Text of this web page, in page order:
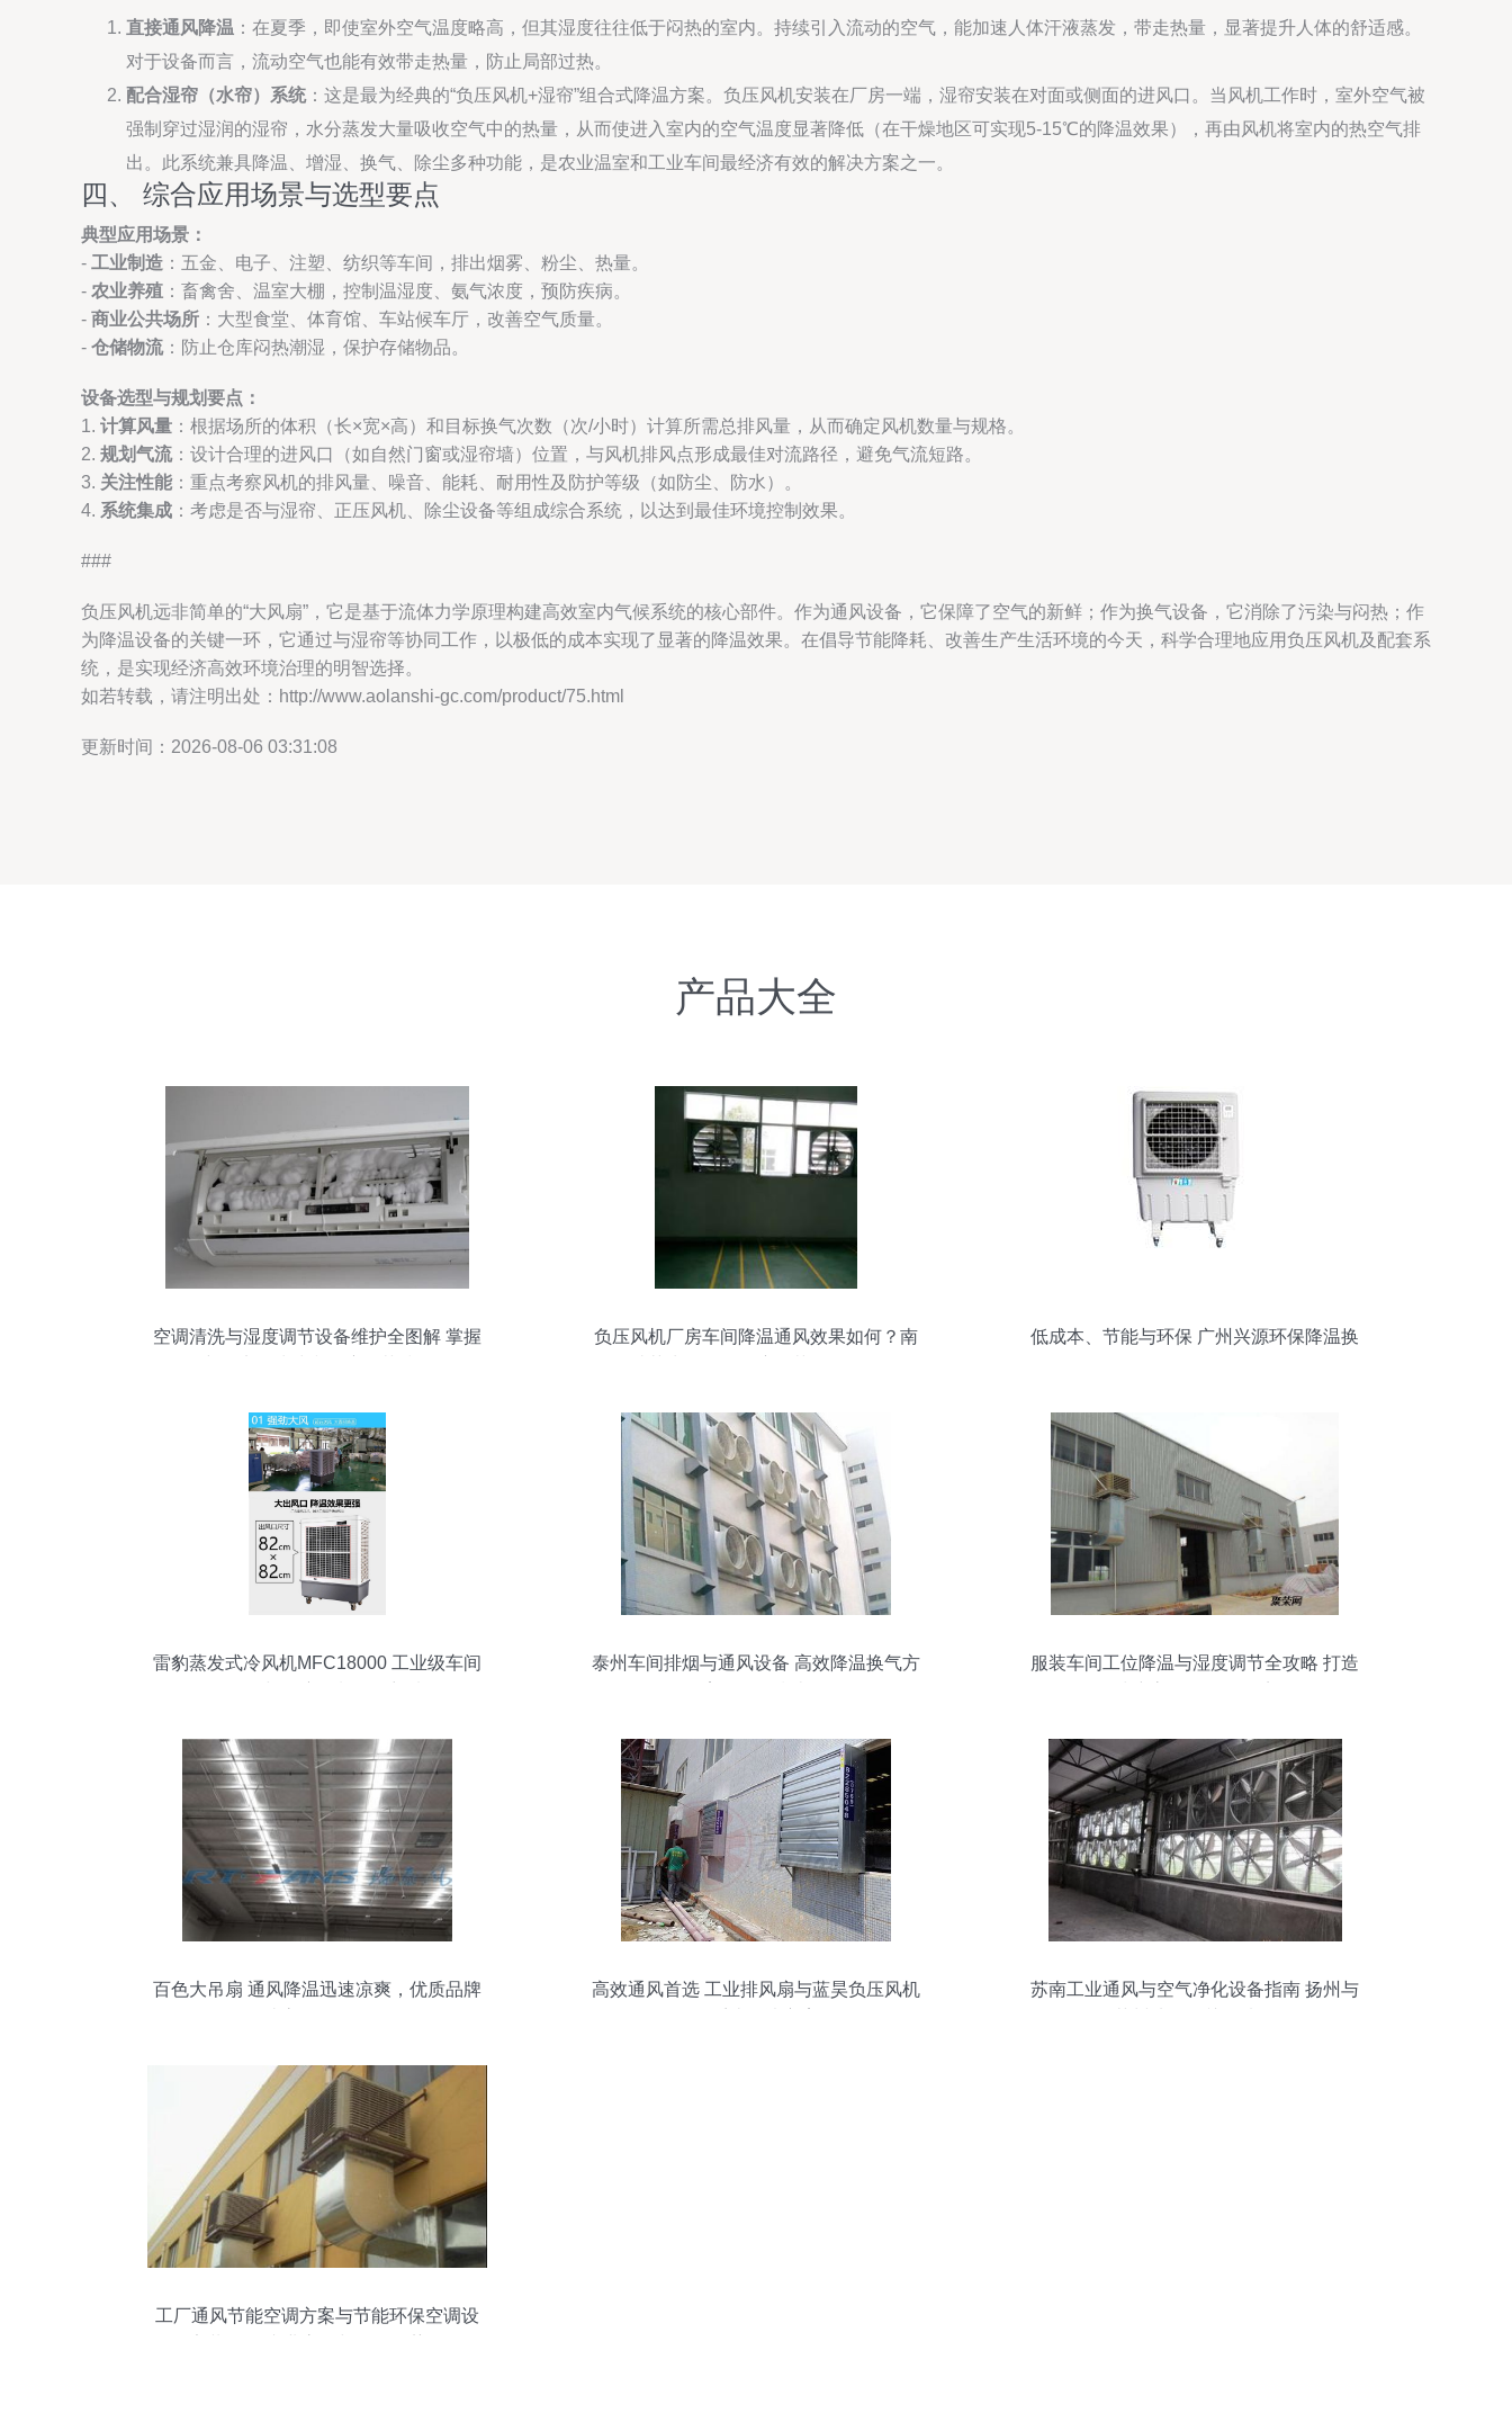
直接通风降温 ：在夏季，即使室外空气温度略高，但其湿度往往低于闷热的室内。持续引入流动的空气，能加速人体汗液蒸发，带走热量，显著提升人体的舒适感。
对于设备而言，流动空气也能有效带走热量，防止局部过热。
配合湿帘（水帘）系统：这是最为经典的“负压风机+湿帘”组合式降温方案。负压风机安装在厂房一端，湿帘安装在对面或侧面的进风口。当风机工作时，室外空气被
强制穿过湿润的湿帘，水分蒸发大量吸收空气中的热量，从而使进入室内的空气温度显著降低（在干燥地区可实现5-15℃的降温效果），再由风机将室内的热空气排
出。此系统兼具降温、增湿、换气、除尘多种功能，是农业温室和工业车间最经济有效的解决方案之一。
四、 综合应用场景与选型要点
典型应用场景：
- 工业制造 ：五金、电子、注塑、纺织等车间，排出烟雾、粉尘、热量。
- 农业养殖 ：畜禽舍、温室大棚，控制温湿度、氨气浓度，预防疾病。
- 商业公共场所 ：大型食堂、体育馆、车站候车厅，改善空气质量。
- 仓储物流：防止仓库闷热潮湿，保护存储物品。
设备选型与规划要点：
1. 计算风量 ：根据场所的体积（长×宽×高）和目标换气次数（次/小时）计算所需总排风量，从而确定风机数量与规格。
2. 规划气流：设计合理的进风口（如自然门窗或湿帘墙）位置，与风机排风点形成最佳对流路径，避免气流短路。
3. 关注性能：重点考察风机的排风量、噪音、能耗、耐用性及防护等级（如防尘、防水）。
4. 系统集成 ：考虑是否与湿帘、正压风机、除尘设备等组成综合系统，以达到最佳环境控制效果。
###
负压风机远非简单的“大风扇”，它是基于流体力学原理构建高效室内气候系统的核心部件。作为通风设备，它保障了空气的新鲜；作为换气设备，它消除了污染与闷热；作
为降温设备的关键一环，它通过与湿帘等协同工作，以极低的成本实现了显著的降温效果。在倡导节能降耗、改善生产生活环境的今天，科学合理地应用负压风机及配套系
统，是实现经济高效环境治理的明智选择。
如若转载，请注明出处：http://www.aolanshi-gc.com/product/75.html
更新时间：2026-08-06 03:31:08
产品大全
空调清洗与湿度调节设备维护全图解 掌握
负压风机厂房车间降温通风效果如何？南
低成本、节能与环保 广州兴源环保降温换
雷豹蒸发式冷风机MFC18000 工业级车间
泰州车间排烟与通风设备 高效降温换气方
服装车间工位降温与湿度调节全攻略 打造
百色大吊扇 通风降温迅速凉爽，优质品牌
高效通风首选 工业排风扇与蓝昊负压风机
苏南工业通风与空气净化设备指南 扬州与
工厂通风节能空调方案与节能环保空调设